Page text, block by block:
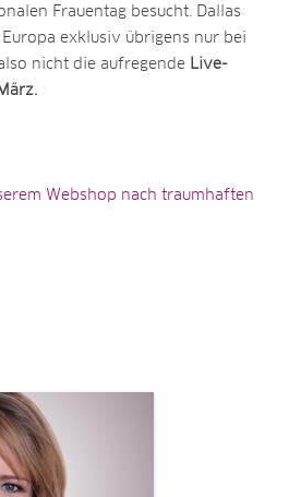
Frauentag besucht. Dallas
exklusiv übrigens nur bei
nicht die aufregende Live-
Webshop nach traumhaften